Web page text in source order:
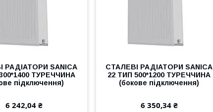
РАДІАТОРИ SANICA
ТУРЕЧЧИНА
підключення)
6 242,04 ₴
СТАЛЕВІ РАДІАТОРИ SANICA
22 ТИП 500*1200 ТУРЕЧЧИНА
(бокове підключення)
6 350,34 ₴